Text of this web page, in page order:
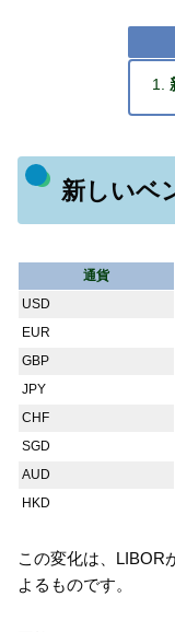
新しいベ
通貨
USD
EUR
GBP
JPY
CHF
SGD
AUD
HKD
この変化は、LIBOR
よるものです。